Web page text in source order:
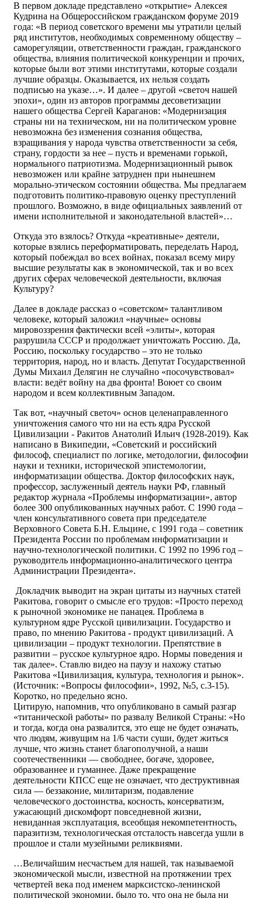
В первом докладе представлено «открытие» Алексея
Кудрина на Общероссийском гражданском форуме 2019
года: «В период советского времени мы утратили целый
ряд институтов, необходимых современному обществу –
саморегуляции, ответственности граждан, гражданского
общества, влияния политической конкуренции и прочих,
которые были вот этими институтами, которые создали
лучшие образцы. Оказывается, их нельзя создать
подписью на указе…». И далее – другой «светоч нашей
эпохи», один из авторов программы десоветизации
нашего общества Сергей Караганов: «Модернизация
страны ни на техническом, ни на политическом уровне
невозможна без изменения сознания общества,
взращивания у народа чувства ответственности за себя,
страну, гордости за нее – пусть и временами горькой,
нормального патриотизма. Модернизационный рывок
невозможен или крайне затруднен при нынешнем
морально-этическом состоянии общества. Мы предлагаем
подготовить политико-правовую оценку преступлений
прошлого. Возможно, в виде официальных заявлений от
имени исполнительной и законодательной властей»…
Откуда это взялось? Откуда «креативные» деятели,
которые взялись переформатировать, переделать Народ,
который побеждал во всех войнах, показал всему миру
высшие результаты как в экономической, так и во всех
других сферах человеческой деятельности, включая
Культуру?
Далее в докладе рассказ о «советском» талантливом
человеке, который заложил «научные» основы
мировоззрения фактически всей «элиты», которая
разрушила СССР и продолжает уничтожать Россию. Да,
Россию, поскольку государство – это не только
территория, народ, но и власть. Депутат Государственной
Думы Михаил Делягин не случайно «посочувствовал»
власти: ведёт войну на два фронта! Воюет со своим
народом и всем коллективным Западом.
Так вот, «научный светоч» основ целенаправленного
уничтожения самого что ни на есть ядра Русской
Цивилизации - Ракитов Анатолий Ильич (1928-2019). Как
написано в Википедии, «Советский и российский
философ, специалист по логике, методологии, философии
науки и техники, исторической эпистемологии,
информатизации общества. Доктор философских наук,
профессор, заслуженный деятель науки РФ, главный
редактор журнала «Проблемы информатизации», автор
более 300 опубликованных научных работ. С 1990 года –
член консультативного совета при председателе
Верховного Совета Б.Н. Ельцине, с 1991 года – советник
Президента России по проблемам информатизации и
научно-технологической политики. С 1992 по 1996 год –
руководитель информационно-аналитического центра
Администрации Президента».
Докладчик выводит на экран цитаты из научных статей
Ракитова, говорит о смысле его трудов: «Просто переход
к рыночной экономике не панацея. Проблема в
культурном ядре Русской цивилизации. Государство и
право, по мнению Ракитова - продукт цивилизаций. А
цивилизации – продукт технологии. Препятствие в
развитии – русское культурное ядро. Нормы поведения и
так далее». Ставлю видео на паузу и нахожу статью
Ракитова «Цивилизация, культура, технология и рынок».
(Источник: «Вопросы философии», 1992, №5, с.3-15).
Коротко, но предельно ясно.
Цитирую, напомнив, что опубликовано в самый разгар
«титанической работы» по развалу Великой Страны: «Но
и тогда, когда она развалится, это еще не будет означать,
что людям, живущим на 1/6 части суши, будет житься
лучше, что жизнь станет благополучной, а наши
соотечественники — свободнее, богаче, здоровее,
образованнее и гуманнее. Даже прекращение
деятельности КПСС еще не означает, что деструктивная
сила — беззаконие, милитаризм, подавление
человеческого достоинства, косность, консерватизм,
ужасающий дискомфорт повседневной жизни,
невиданная эксплуатация, всеобщая некомпетентность,
паразитизм, технологическая отсталость навсегда ушли в
прошлое и стали музейными реликвиями.
…Величайшим несчастьем для нашей, так называемой
экономической мысли, известной на протяжении трех
четвертей века под именем марксистско-ленинской
политической экономии, было то, что она не была ни